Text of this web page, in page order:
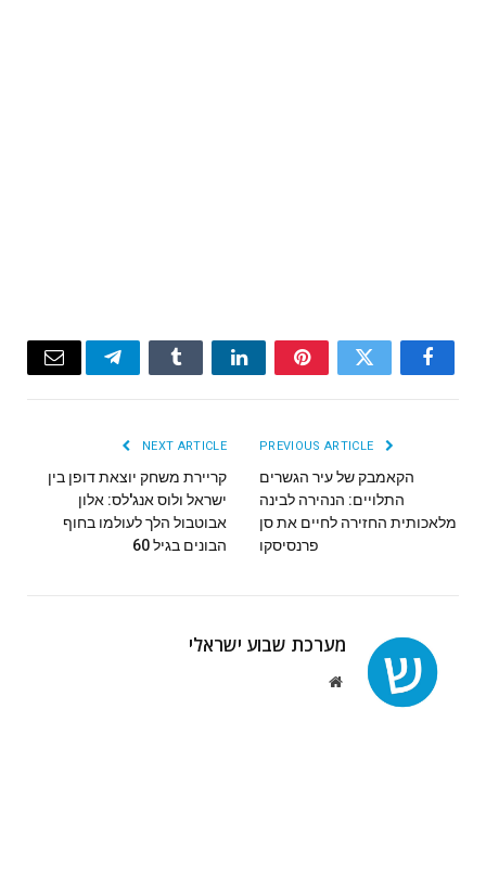
Facebook
Twitter
Pinterest
LinkedIn
Tumblr
Telegram
Email
הקאמבק של עיר הגשרים
התלויים: הנהירה לבינה
מלאכותית החזירה לחיים את סן
פרנסיסקו
NEXT ARTICLE
קריירת משחק יוצאת דופן בין
ישראל ולוס אנג'לס: אלון
אבוטבול הלך לעולמו בחוף
הבונים בגיל 60
מערכת שבוע ישראלי
Website